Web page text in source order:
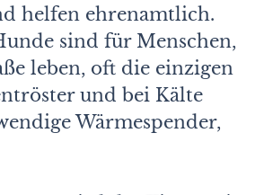
helfen ehrenamtlich.
sind für Menschen,
leben, oft die einzigen
und bei Kälte
Wärmespender,